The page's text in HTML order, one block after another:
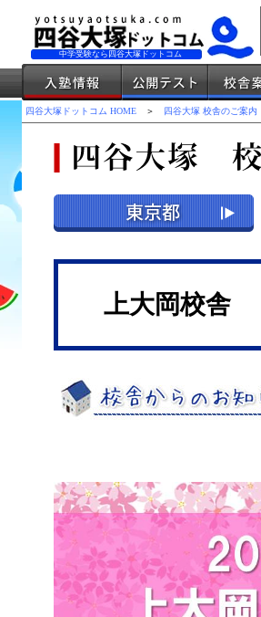
中学受験なら四谷大塚ドットコム
四谷大塚ドットコム HOME ＞ 四谷大塚 校舎のご案内
上大岡校舎